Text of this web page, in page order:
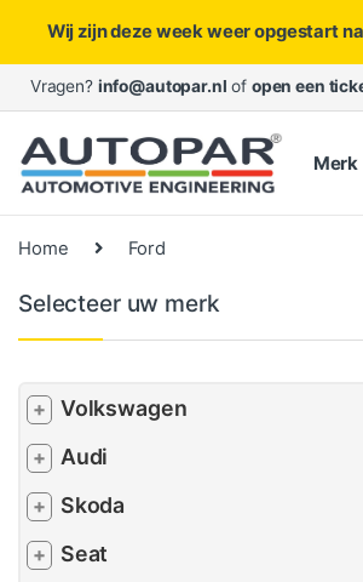
Wij zijn deze week weer opgestart
Skip to navigation
Skip to content
Vragen? info@autopar.nl of open een
Merk
Home Ford
Selecteer uw merk
+ Volkswagen
+ Audi
+ Skoda
+ Seat